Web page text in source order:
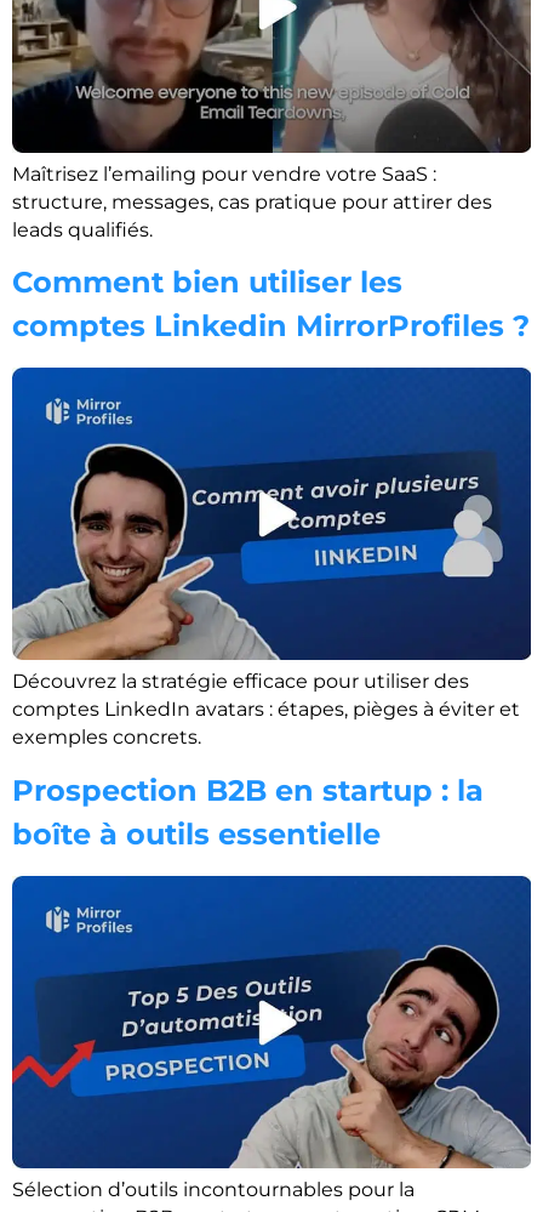
Maîtrisez l’emailing pour vendre votre SaaS :
structure, messages, cas pratique pour attirer des
leads qualifiés.
Comment bien utiliser les
comptes Linkedin MirrorProfiles ?
Découvrez la stratégie efficace pour utiliser des
comptes LinkedIn avatars : étapes, pièges à éviter et
exemples concrets.
Prospection B2B en startup : la
boîte à outils essentielle
Sélection d’outils incontournables pour la